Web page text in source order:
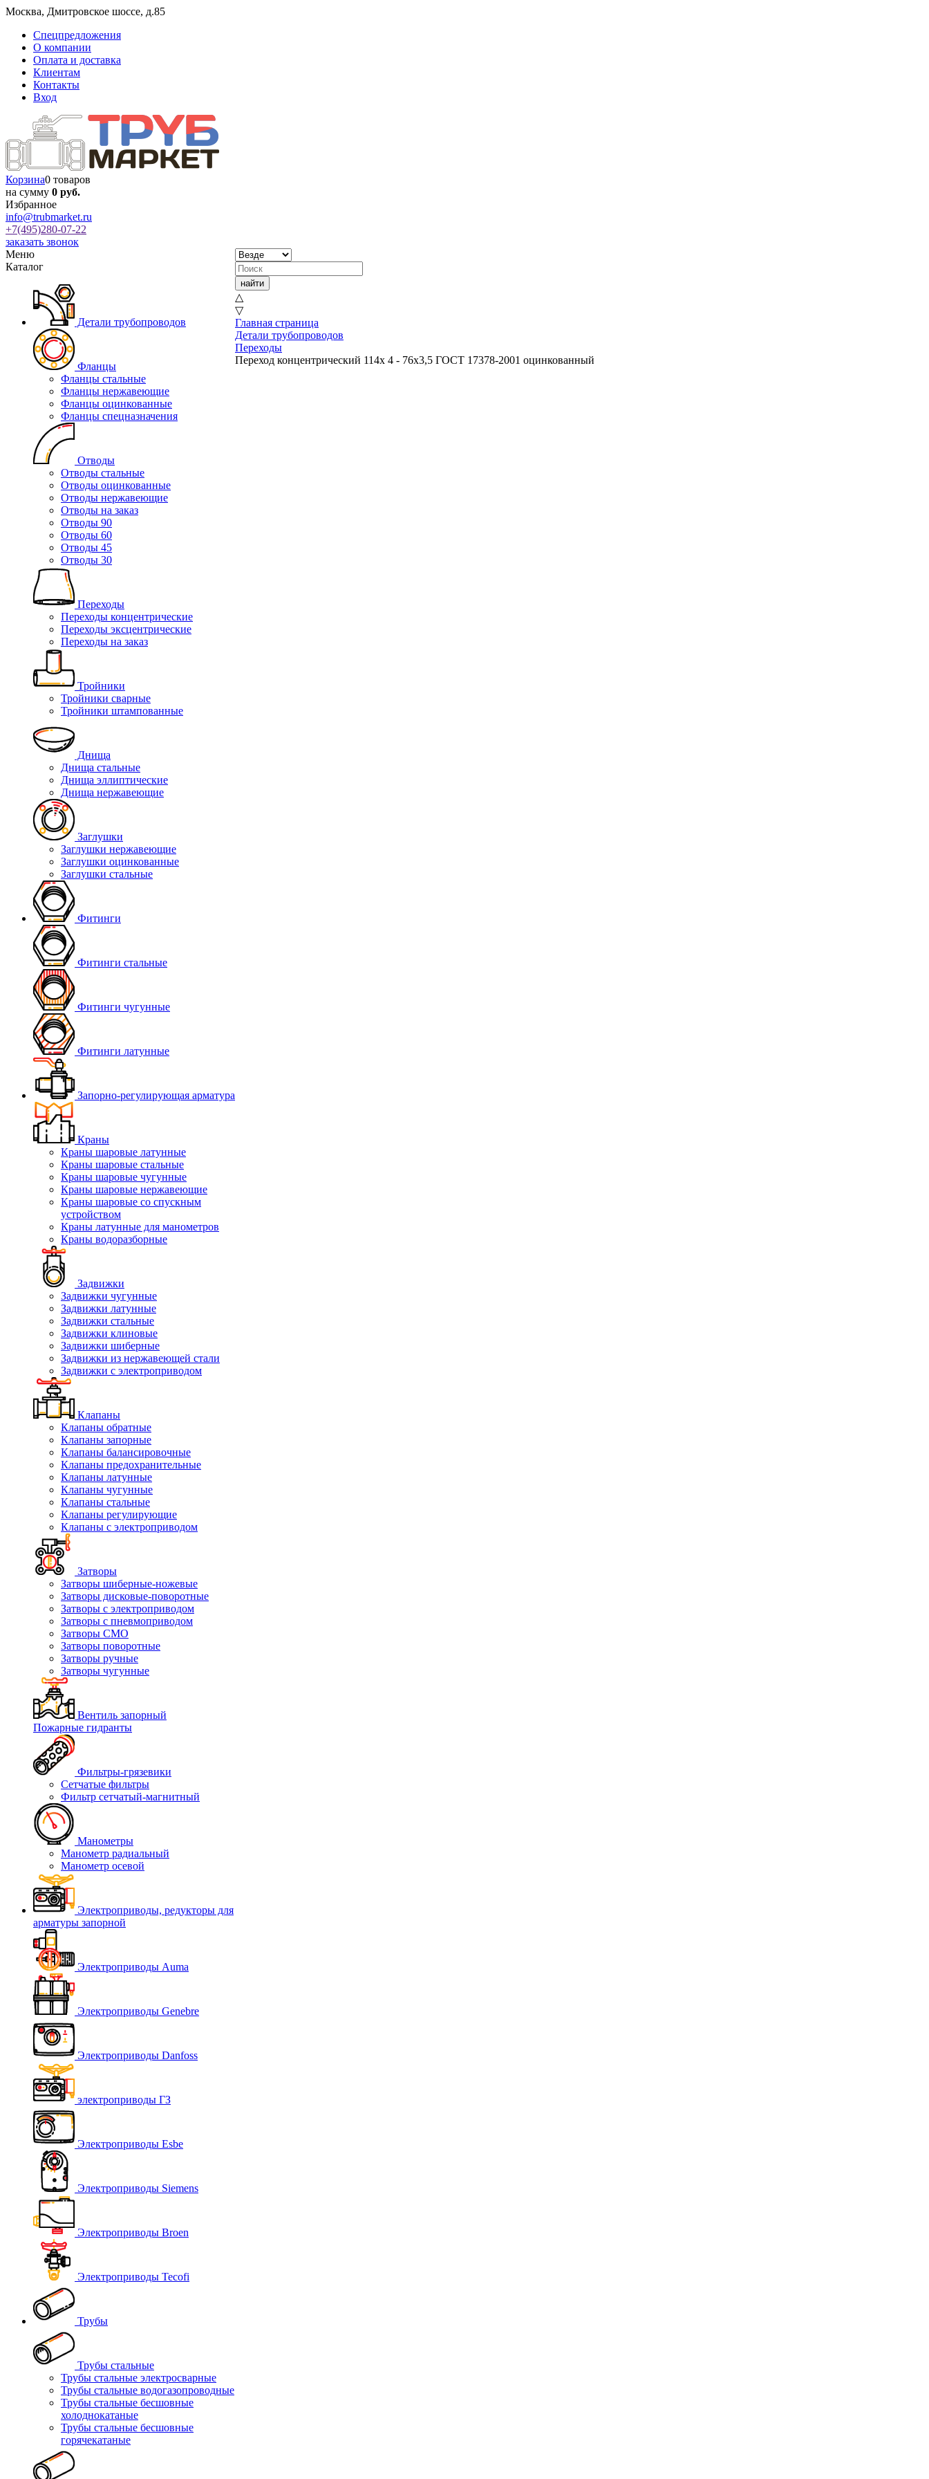
Москва, Дмитровское шоссе, д.85
Спецпредложения
О компании
Оплата и доставка
Клиентам
Контакты
Вход
Корзина0 товаров
на сумму 0 руб.
Избранное
info@trubmarket.ru
+7(495)280-07-22
заказать звонок
Меню
Каталог
Детали трубопроводов
Фланцы
Фланцы стальные
Фланцы нержавеющие
Фланцы оцинкованные
Фланцы спецназначения
Отводы
Отводы стальные
Отводы оцинкованные
Отводы нержавеющие
Отводы на заказ
Отводы 90
Отводы 60
Отводы 45
Отводы 30
Переходы
Переходы концентрические
Переходы эксцентрические
Переходы на заказ
Тройники
Тройники сварные
Тройники штампованные
Днища
Днища стальные
Днища эллиптические
Днища нержавеющие
Заглушки
Заглушки нержавеющие
Заглушки оцинкованные
Заглушки стальные
Фитинги
Фитинги стальные
Фитинги чугунные
Фитинги латунные
Запорно-регулирующая арматура
Краны
Краны шаровые латунные
Краны шаровые стальные
Краны шаровые чугунные
Краны шаровые нержавеющие
Краны шаровые со спускным
устройством
Краны латунные для манометров
Краны водоразборные
Задвижки
Задвижки чугунные
Задвижки латунные
Задвижки стальные
Задвижки клиновые
Задвижки шиберные
Задвижки из нержавеющей стали
Задвижки с электроприводом
Клапаны
Клапаны обратные
Клапаны запорные
Клапаны балансировочные
Клапаны предохранительные
Клапаны латунные
Клапаны чугунные
Клапаны стальные
Клапаны регулирующие
Клапаны с электроприводом
Затворы
Затворы шиберные-ножевые
Затворы дисковые-поворотные
Затворы с электроприводом
Затворы с пневмоприводом
Затворы СМО
Затворы поворотные
Затворы ручные
Затворы чугунные
Вентиль запорный
Пожарные гидранты
Фильтры-грязевики
Сетчатые фильтры
Фильтр сетчатый-магнитный
Манометры
Манометр радиальный
Манометр осевой
Электроприводы, редукторы для
арматуры запорной
Электроприводы Auma
Электроприводы Genebre
Электроприводы Danfoss
электроприводы ГЗ
Электроприводы Esbe
Электроприводы Siemens
Электроприводы Broen
Электроприводы Tecofi
Трубы
Трубы стальные
Трубы стальные электросварные
Трубы стальные водогазопроводные
Трубы стальные бесшовные
холоднокатаные
Трубы стальные бесшовные
горячекатаные
△
▽
Главная страница
Детали трубопроводов
Переходы
Переход концентрический 114х 4 - 76х3,5 ГОСТ 17378-2001 оцинкованный